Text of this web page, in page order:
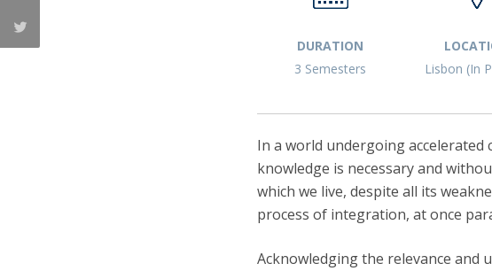
DURATION
3 Semesters
Lisbon (In
In a world undergoing accelerated
knowledge is necessary and
which we live, despite all its
process of integration, at once
Acknowledging the relevance and